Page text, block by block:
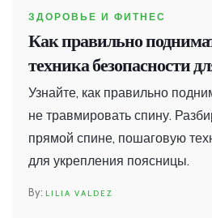
ЗДОРОВЬЕ И ФИТНЕС
Как правильно
техника безопасности
поясницы
Узнайте, как правильно
не травмировать спину.
прямой спине, пошаговую
для укрепления поясницы.
LILIA VALDEZ